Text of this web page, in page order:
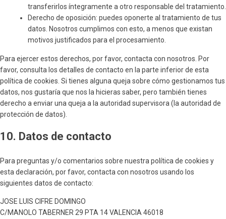
transferirlos íntegramente a otro responsable del tratamiento.
Derecho de oposición: puedes oponerte al tratamiento de tus
datos. Nosotros cumplimos con esto, a menos que existan
motivos justificados para el procesamiento.
Para ejercer estos derechos, por favor, contacta con nosotros. Por
favor, consulta los detalles de contacto en la parte inferior de esta
política de cookies. Si tienes alguna queja sobre cómo gestionamos tus
datos, nos gustaría que nos la hicieras saber, pero también tienes
derecho a enviar una queja a la autoridad supervisora (la autoridad de
protección de datos).
10. Datos de contacto
Para preguntas y/o comentarios sobre nuestra política de cookies y
esta declaración, por favor, contacta con nosotros usando los
siguientes datos de contacto:
JOSE LUIS CIFRE DOMINGO
C/MANOLO TABERNER 29 PTA 14 VALENCIA 46018